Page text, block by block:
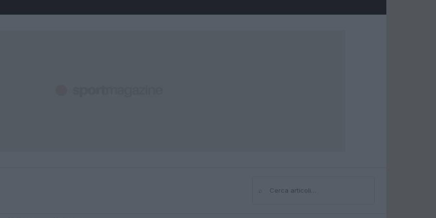
⌕Cerca